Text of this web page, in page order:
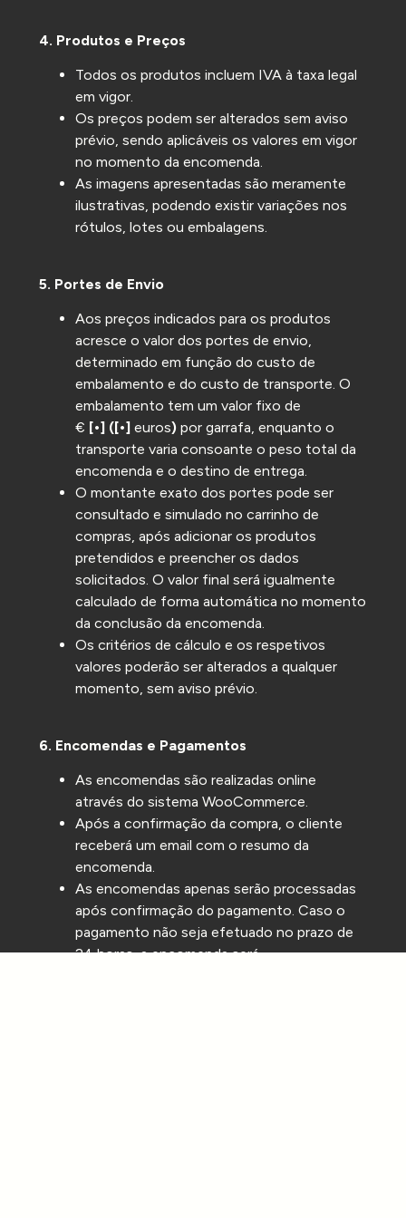
4. Produtos e Preços
Todos os produtos incluem IVA à taxa legal
em vigor.
Os preços podem ser alterados sem aviso
prévio, sendo aplicáveis os valores em vigor
no momento da encomenda.
As imagens apresentadas são meramente
ilustrativas, podendo existir variações nos
rótulos, lotes ou embalagens.
5. Portes de Envio
Aos preços indicados para os produtos
acresce o valor dos portes de envio,
determinado em função do custo de
embalamento e do custo de transporte. O
embalamento tem um valor fixo de
€ [•] ([•] euros)por garrafa, enquanto o
transporte varia consoante o peso total da
encomenda e o destino de entrega.
O montante exato dos portes pode ser
consultado e simulado no carrinho de
compras, após adicionar os produtos
pretendidos e preencher os dados
solicitados. O valor final será igualmente
calculado de forma automática no momento
da conclusão da encomenda.
Os critérios de cálculo e os respetivos
valores poderão ser alterados a qualquer
momento, sem aviso prévio.
6. Encomendas e Pagamentos
As encomendas são realizadas online
através do sistema WooCommerce.
Após a confirmação da compra, o cliente
receberá um email com o resumo da
encomenda.
As encomendas apenas serão processadas
após confirmação do pagamento. Caso o
pagamento não seja efetuado no prazo de
24 horas, a encomenda será